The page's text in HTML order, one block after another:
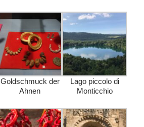
Goldschmuck der
Ahnen
Lago piccolo di
Monticchio